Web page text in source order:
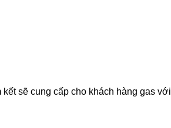
sẽ cung cấp cho khách hàng gas với